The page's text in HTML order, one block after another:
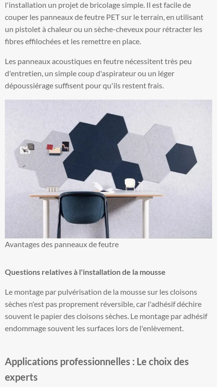
l'installation un projet de bricolage simple. Il est facile de
couper les panneaux de feutre PET sur le terrain, en utilisant
un pistolet à chaleur ou un sèche-cheveux pour rétracter les
fibres effilochées et les remettre en place.
Les panneaux acoustiques en feutre nécessitent très peu
d'entretien, un simple coup d'aspirateur ou un léger
dépoussiérage suffisent pour qu'ils restent frais.
Avantages des panneaux de feutre
Questions relatives à l'installation de la mousse
Le montage par pulvérisation de la mousse sur les cloisons
sèches n'est pas proprement réversible, car l'adhésif déchire
souvent le papier des cloisons sèches. Le montage par adhésif
endommage souvent les surfaces lors de l'enlèvement.
Applications professionnelles : Le choix des
experts